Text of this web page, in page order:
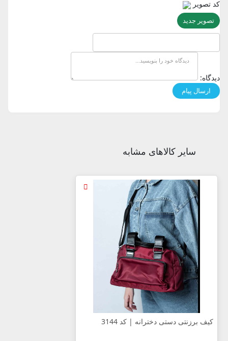
کد تصویر
تصویر جدید
دیدگاه:
سایر کالاهای مشابه
کیف برزنتی دستی دخترانه | کد 3144